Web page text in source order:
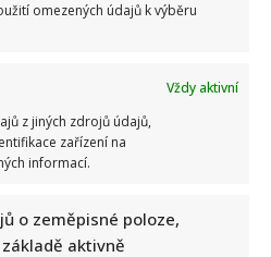
omezených údajů k výběru
Vždy aktivní
z jiných zdrojů údajů,
zařízení na
informací.
o zeměpisné poloze,
aktivně